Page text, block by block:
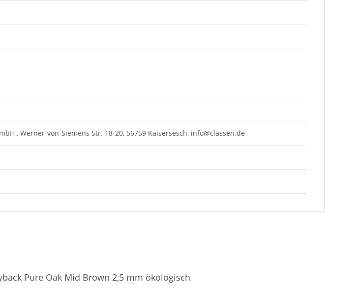
, Werner-von-Siemens Str. 18-20, 56759 Kaisersesch, info@classen.de
Pure Oak Mid Brown 2,5 mm ökologisch